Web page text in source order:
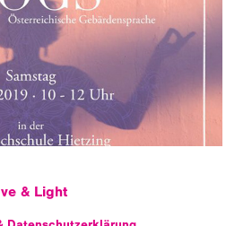
und Yoga in der VHS
Hietzing
& Light